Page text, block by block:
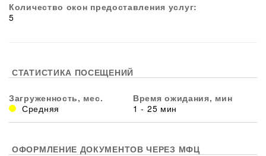
Количество окон предоставления услуг:
5
СТАТИСТИКА ПОСЕЩЕНИЙ
Загруженность, мес.
Средняя
Время ожидания, мин
1 - 25 мин
ОФОРМЛЕНИЕ ДОКУМЕНТОВ ЧЕРЕЗ МФЦ